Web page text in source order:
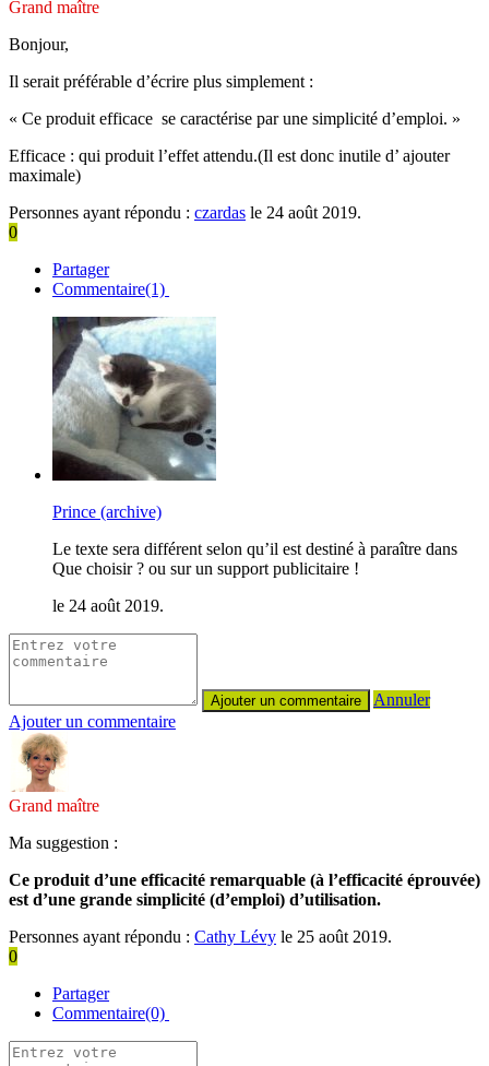
Grand maître
Bonjour,
Il serait préférable d’écrire plus simplement :
« Ce produit efficace se caractérise par une simplicité d’emploi. »
Efficace : qui produit l’effet attendu.(Il est donc inutile d’ ajouter
maximale)
Personnes ayant répondu : czardas le 24 août 2019.
0
Partager
Commentaire(1)
Prince (archive)
Le texte sera différent selon qu’il est destiné à paraître dans
Que choisir ? ou sur un support publicitaire !
le 24 août 2019.
Annuler
Ajouter un commentaire
Grand maître
Ma suggestion :
Ce produit d’une efficacité remarquable (à l’efficacité éprouvée)
est d’une grande simplicité (d’emploi) d’utilisation.
Personnes ayant répondu : Cathy Lévy le 25 août 2019.
0
Partager
Commentaire(0)